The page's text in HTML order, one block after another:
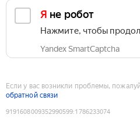
Я не робот
Нажмите, чтобы
Yandex SmartCaptcha
Если у вас возникли проблемы,
обратной связи
9191608009352990599:1786233074